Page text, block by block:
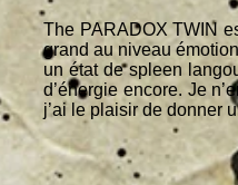
The PARADOX TWIN
grand au niveau
un état de spleen
d’énergie encore. Je
j’ai le plaisir de donner